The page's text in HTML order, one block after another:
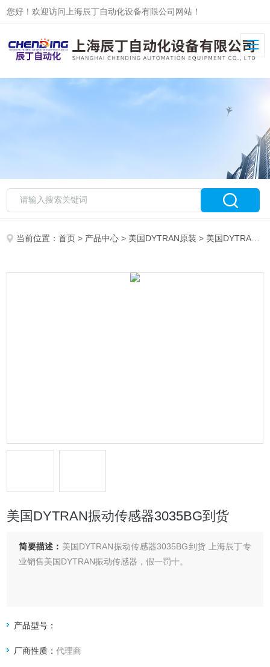
您好！欢迎访问上海辰丁自动化设备有限公司网站！
当前位置：首页 > 产品中心 > 美国DYTRAN原装 > 美国DYTRAN传感器
美国DYTRAN振动传感器3035BG到货
简要描述： 美国DYTRAN振动传感器3035BG到货 上海辰丁专
业销售美国DYTRAN振动传感器，假一罚十。
产品型号：
厂商性质：代理商